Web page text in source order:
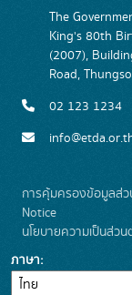
The
King's 80th
(2007),
Road,
02 123 1234
การคุ้มครองข้อมูลส่ว
Notice
นโยบายความเป็นส่ว
ภาษา